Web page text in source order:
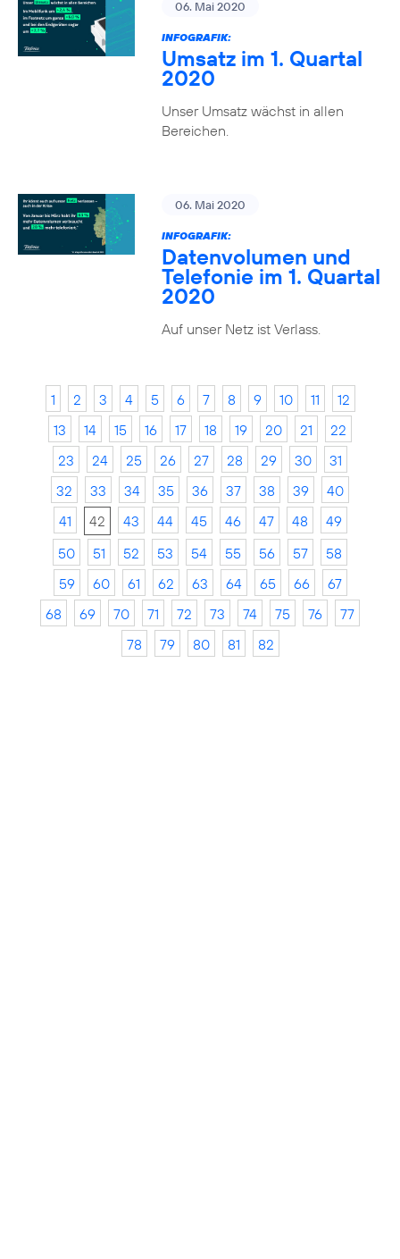
06. Mai 2020
INFOGRAFIK:
Umsatz im 1. Quartal
2020
Unser Umsatz wächst in allen
Bereichen.
06. Mai 2020
INFOGRAFIK:
Datenvolumen und
Telefonie im 1. Quartal
2020
Auf unser Netz ist Verlass.
1 2 3 4 5 6 7 8 9 10 11
12
13
14 15 16 17 18 19 20 21
22
23
24 25 26 27 28 29 30
31
32
33 34 35 36 37 38 39
40
41
42 43 44 45 46 47 48
49
50
51 52 53 54 55 56 57
58
59
60 61 62 63 64 65 66
67
68
69 70 71 72 73 74 75 76
77
78
79 80 81 82